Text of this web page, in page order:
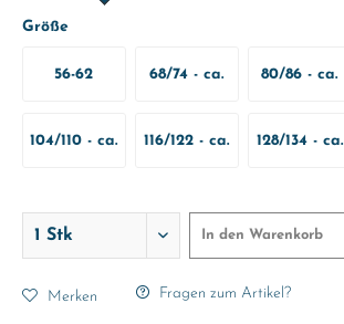
Größe
56-62 68/74 - ca. 80/86 - ca.
104/110 - ca.
116/122 - ca. 128/134 - ca.
In den Warenkorb
Merken Fragen zum Artikel?